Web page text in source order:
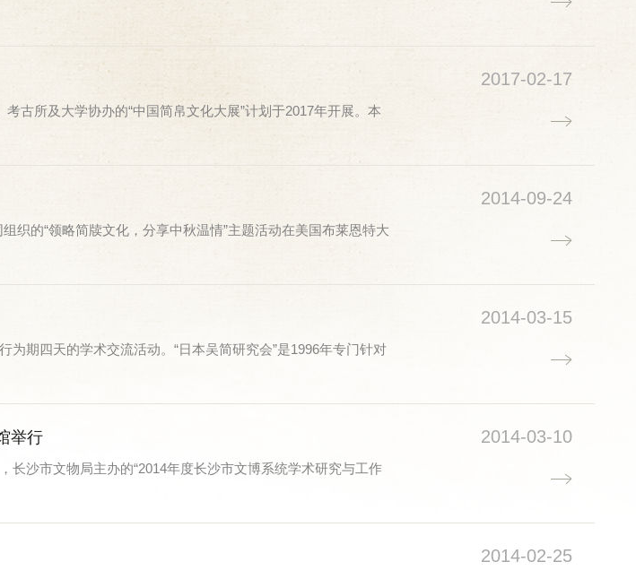
古所及大学协办的“中国简帛文化大展”计划于2017年开展。本
2017-02-17
织的“领略简牍文化，分享中秋温情”主题活动在美国布莱恩特大
2014-09-24
为期四天的学术交流活动。“日本吴简研究会”是1996年专门针对
2014-03-15
举行
长沙市文物局主办的“2014年度长沙市文博系统学术研究与工作
2014-03-10
2014-02-25